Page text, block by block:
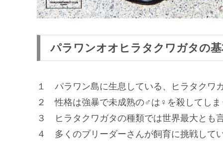
パラワンオオヒラタクワガタの
１ パラワン島に生息している、ヒラタクワ
２ 性格は強暴で未成熟の♂は♀を殺してしま
３ ヒラタクワガタの種類では世界最大とも
４ 多くのブリーダーさんが飼育に挑戦して